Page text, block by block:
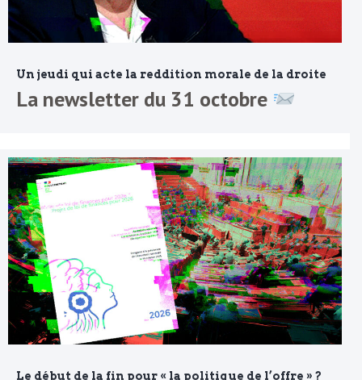
Un jeudi qui acte la reddition morale de la droite
La newsletter du 31 octobre
Le début de la fin pour « la politique de l’offre » ?